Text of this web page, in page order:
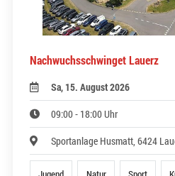
Nachwuchsschwinget Lauerz
Sa, 15. August 2026
09:00 - 18:00 Uhr
Sportanlage Husmatt, 6424
Jugend Natur Sport